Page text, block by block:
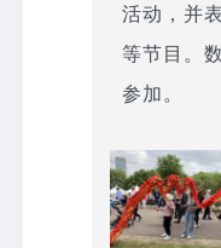
活动，并
等节目。
参加。